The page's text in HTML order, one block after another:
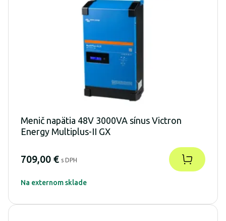
Menič napätia 48V 3000VA sínus Victron
Energy Multiplus-II GX
709,00 € s DPH
Na externom sklade